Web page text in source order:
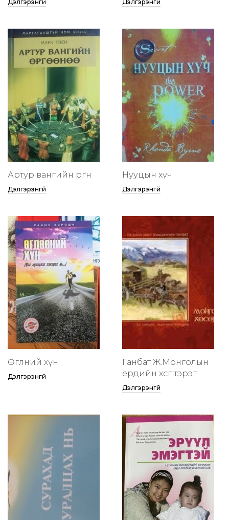
Дэлгэрэнгүй Дэлгэрэнгүй
Артур вангийн өргөөнөө
Дэлгэрэнгүй
Нууцын хүч
Дэлгэрэнгүй
Өглөөний хүн
Дэлгэрэнгүй
Ганбат Ж.Монголын
ердийн хөсөг тэрэг
Дэлгэрэнгүй